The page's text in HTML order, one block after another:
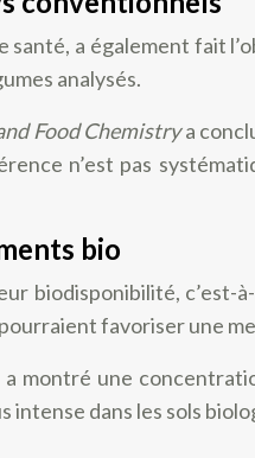
a également fait
analysés.
Food Chemistrya
n’est pas
bio
biodisponibilité,
favoriser une
montré une
dans les sols